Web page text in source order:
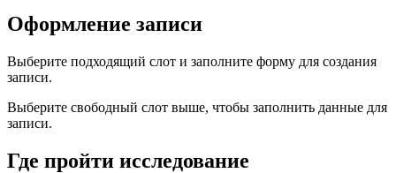
Оформление записи
Выберите подходящий слот и заполните форму для создания
записи.
Выберите свободный слот выше, чтобы заполнить данные для
записи.
Где пройти исследование